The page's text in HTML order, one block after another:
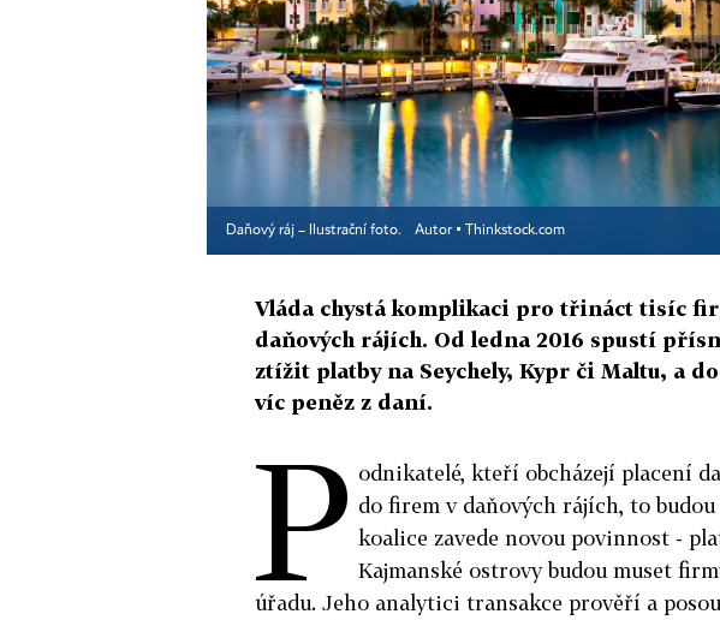
Daňový ráj – Ilustrační foto. Autor ▪ Thinkstock.com
Vláda chystá komplikaci pro třináct tisíc
daňových rájích. Od ledna 2016 spustí
ztížit platby na Seychely, Kypr či Maltu, a
víc peněz z daní.
P odnikatelé, kteří obcházejí placení
do firem v daňových rájích, to
koalice zavede novou povinnost -
Kajmanské ostrovy budou muset
úřadu. Jeho analytici transakce prověří a